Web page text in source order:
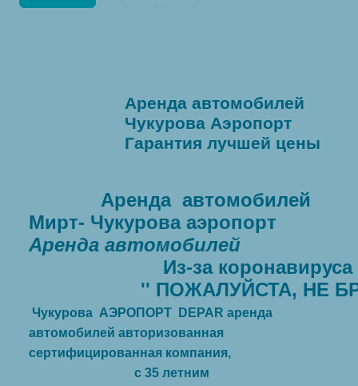
Аренда автомобилей
Чукурова Аэропорт
Гарантия лучшей цены
Аренда автомобилей
Мирт- Чукурова аэропорт
Аренда автомобилей
Чукурова АЭРОПОРТ
DEPAR аренда
автомобилей авторизованная
сертифицированная компания,
с 35 летним